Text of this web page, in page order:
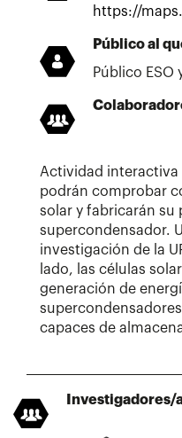
https://
Público al
Público ESO
Actividad
podrán comprobar
solar y fabricarán su
supercondensador.
investigación de la
lado, las células
generación de
capaces de
Investigadores/